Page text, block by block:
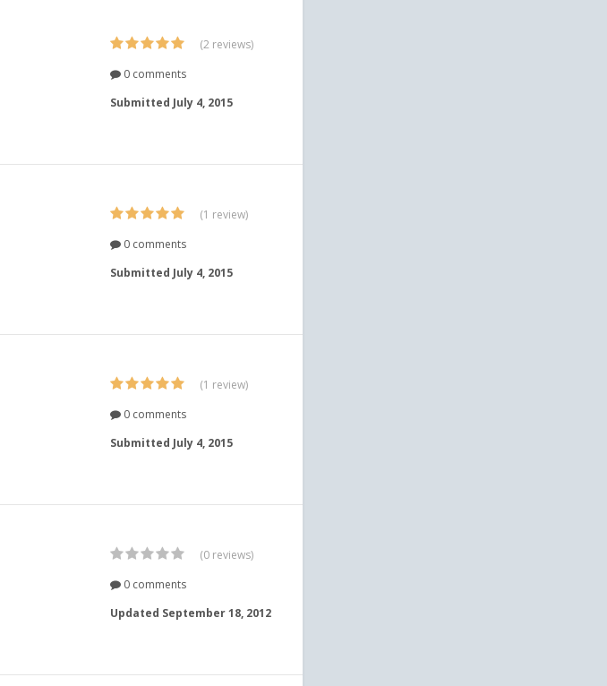
(2 reviews)
0 comments
Submitted July 4, 2015
(1 review)
0 comments
Submitted July 4, 2015
(1 review)
0 comments
Submitted July 4, 2015
(0 reviews)
0 comments
Updated September 18, 2012